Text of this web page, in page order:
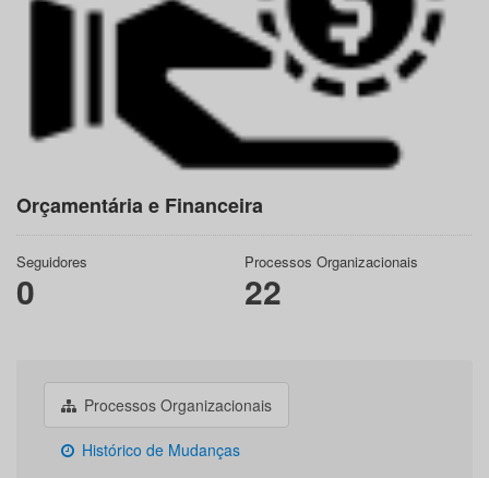
Orçamentária e Financeira
Seguidores
0
Processos Organizacionais
22
Processos Organizacionais
Histórico de Mudanças